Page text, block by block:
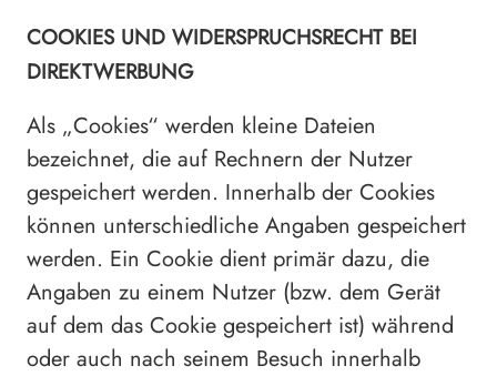
COOKIES UND WIDERSPRUCHSRECHT BEI
DIREKTWERBUNG
Als „Cookies“ werden kleine Dateien
bezeichnet, die auf Rechnern der Nutzer
gespeichert werden. Innerhalb der Cookies
können unterschiedliche Angaben gespeichert
werden. Ein Cookie dient primär dazu, die
Angaben zu einem Nutzer (bzw. dem Gerät
auf dem das Cookie gespeichert ist) während
oder auch nach seinem Besuch innerhalb